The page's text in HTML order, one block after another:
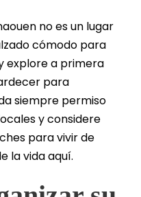
no es un lugar
cómodo para
explore a primera
para
siempre permiso
y considere
para vivir de
la vida aquí.